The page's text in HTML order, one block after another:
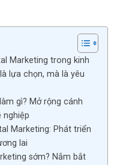
Marketing trong kinh
lựa chọn, mà là yêu
gì? Mở rộng cánh
nghiệp
Marketing: Phát triển
lai
sớm? Nắm bắt